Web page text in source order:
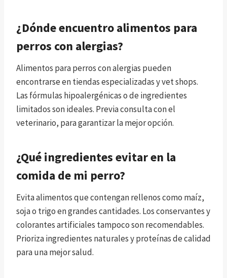
¿Dónde encuentro alimentos para
perros con alergias?
Alimentos para perros con alergias pueden
encontrarse en tiendas especializadas y vet shops.
Las fórmulas hipoalergénicas o de ingredientes
limitados son ideales. Previa consulta con el
veterinario, para garantizar la mejor opción.
¿Qué ingredientes evitar en la
comida de mi perro?
Evita alimentos que contengan rellenos como maíz,
soja o trigo en grandes cantidades. Los conservantes y
colorantes artificiales tampoco son recomendables.
Prioriza ingredientes naturales y proteínas de calidad
para una mejor salud.